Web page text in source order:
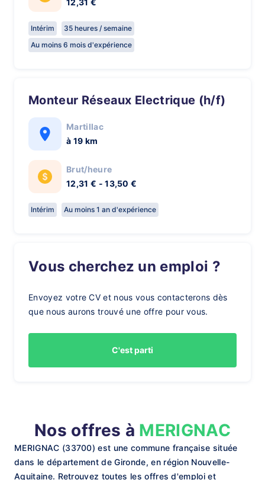
12,31 €
Intérim
35 heures / semaine
Au moins 6 mois d'expérience
Monteur Réseaux Electrique (h/f)
Martillac
à 19 km
Brut/heure
12,31 € - 13,50 €
Intérim Au moins 1 an d'expérience
Vous cherchez un emploi ?
Envoyez votre CV et nous vous contacterons dès
que nous aurons trouvé une offre pour vous.
C'est parti
Nos offres à MERIGNAC
MERIGNAC (33700) est une commune française située
dans le département de Gironde, en région Nouvelle-
Aquitaine. Retrouvez toutes les offres d'emploi et